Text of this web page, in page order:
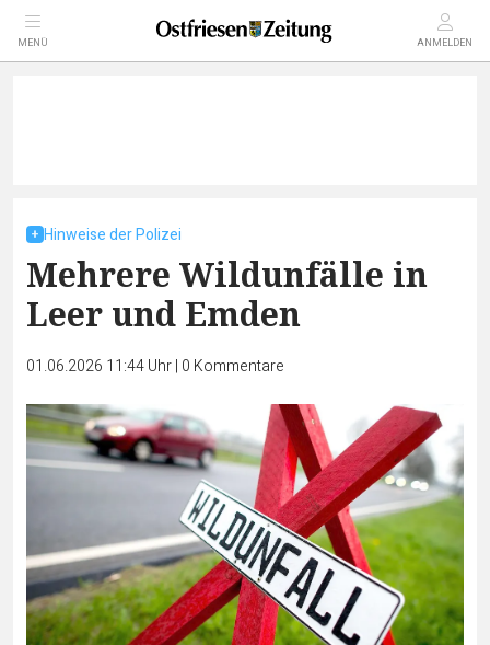
MENÜ ANMELDEN
Hinweise der Polizei
Mehrere Wildunfälle in
Leer und Emden
01.06.2026 11:44 Uhr| 0 Kommentare